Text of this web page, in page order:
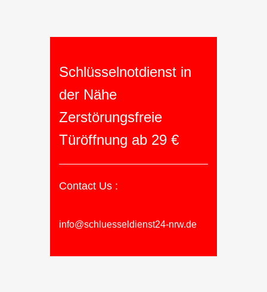
Schlüsselnotdienst in
der Nähe
Zerstörungsfreie
Türöffnung ab 29 €
Contact Us :
info@schluesseldienst24-nrw.de